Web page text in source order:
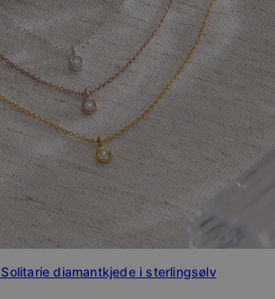
diamantkjede i sterlingsølv